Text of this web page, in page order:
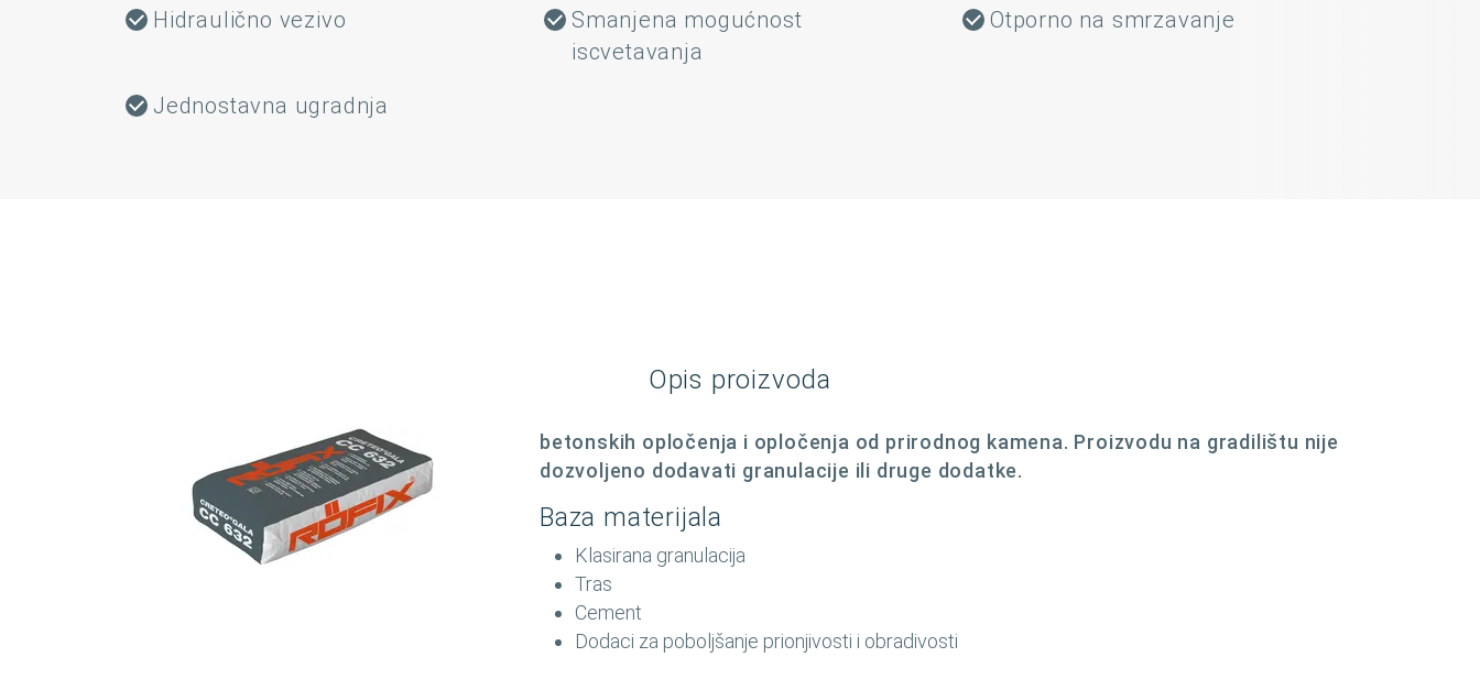
Hidraulično vezivo
Smanjena mogućnost
iscvetavanja
Otporno na smrzavanje
Jednostavna ugradnja
Opis proizvoda
betonskih opločenja i opločenja od prirodnog kamena. Proizvodu na gradilištu nije
dozvoljeno dodavati granulacije ili druge dodatke.
Baza materijala
Klasirana granulacija
Tras
Cement
Dodaci za poboljšanje prionjivosti i obradivosti